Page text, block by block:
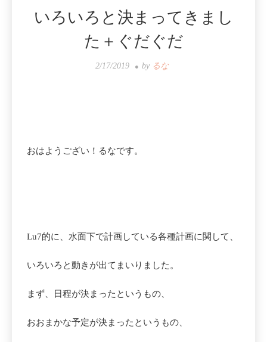
いろいろと決まってきまし
た＋ぐだぐだ
2/17/2019 by るな
おはようござい！るなです。
Lu7的に、水面下で計画している各種計画に関して、
いろいろと動きが出てまいりました。
まず、日程が決まったというもの、
おおまかな予定が決まったというもの、